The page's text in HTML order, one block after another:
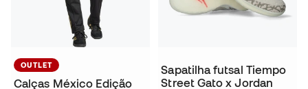
OUTLET
Calças México Edição
Sapatilha futsal Tiempo
Street Gato x Jordan